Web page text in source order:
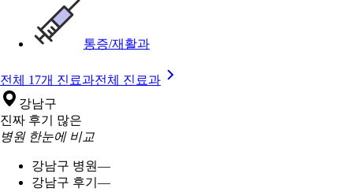
통증/재활과
전체 17개 진료과전체 진료과
강남구
진짜 후기 많은
병원 한눈에 비교
강남구 병원—
강남구 후기 —